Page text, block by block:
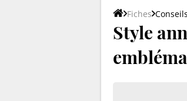
Fiches
Style